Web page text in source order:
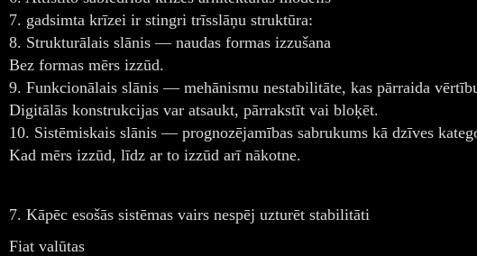
7. gadsimta krīzei ir stingri trīsslāņu struktūra:
8. Strukturālais slānis — naudas formas izzušana
Bez formas mērs izzūd.
9. Funkcionālais slānis — mehānismu nestabilitāte, kas pārraida
Digitālās konstrukcijas var atsaukt, pārrakstīt vai bloķēt.
10. Sistēmiskais slānis — prognozējamības sabrukums kā dzīves
Kad mērs izzūd, līdz ar to izzūd arī nākotne.
7. Kāpēc esošās sistēmas vairs nespēj uzturēt stabilitāti
Fiat valūtas